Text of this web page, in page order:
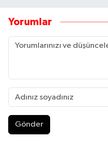
Yorumlar
Gönder